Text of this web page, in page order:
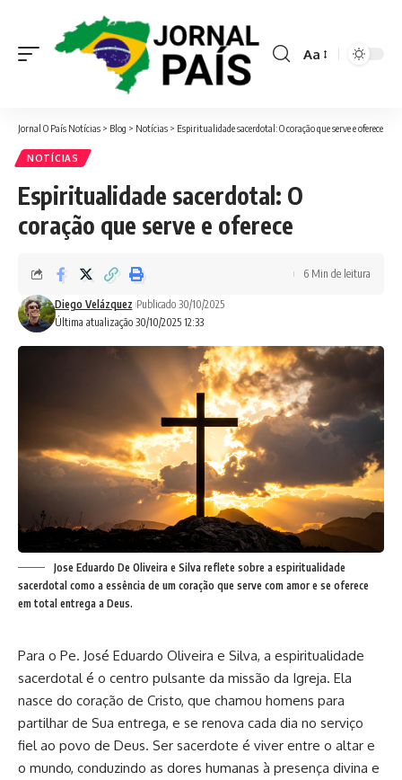
Font
Aa
Jornal O País Notícias > Blog > Notícias > Espiritualidade sacerdotal: O coração que serve e oferece
NOTÍCIAS
Espiritualidade sacerdotal: O
coração que serve e oferece
Última atualização 30/10/2025 12:33
Diego Velázquez Publicado 30/10/2025
6 Min de leitura
Jose Eduardo De Oliveira e Silva reflete sobre a espiritualidade
sacerdotal como a essência de um coração que serve com amor e se oferece
em total entrega a Deus.
Para o Pe. José Eduardo Oliveira e Silva, a espiritualidade
sacerdotal é o centro pulsante da missão da Igreja. Ela
nasce do coração de Cristo, que chamou homens para
partilhar de Sua entrega, e se renova cada dia no serviço
fiel ao povo de Deus. Ser sacerdote é viver entre o altar e
o mundo, conduzindo as dores humanas à presença divina e